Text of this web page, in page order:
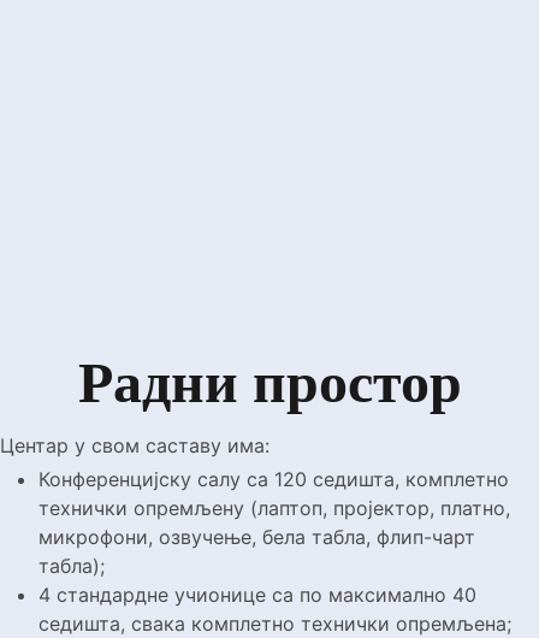
Радни простор
Центар у свом саставу има:
Конференцијску салу са 120 седишта, комплетно
технички опремљену (лаптоп, пројектор, платно,
микрофони, озвучење, бела табла, флип-чарт
табла);
4 стандардне учионице са по максимално 40
седишта, свака комплетно технички опремљена;